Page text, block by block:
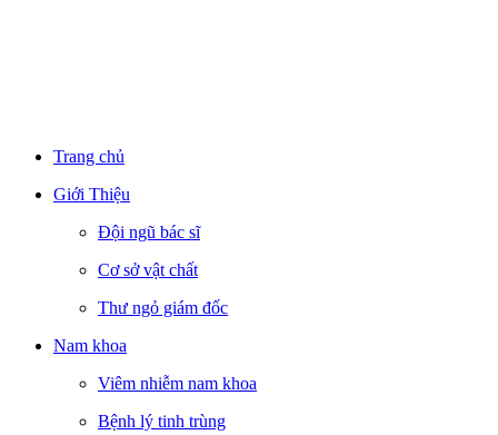
Trang chủ
Giới Thiệu
Đội ngũ bác sĩ
Cơ sở vật chất
Thư ngỏ giám đốc
Nam khoa
Viêm nhiễm nam khoa
Bệnh lý tinh trùng